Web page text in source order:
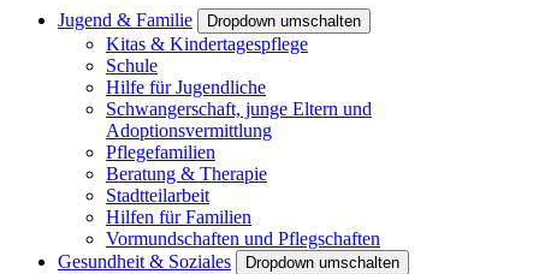
Jugend & Familie Dropdown umschalten
Kitas & Kindertagespflege
Schule
Hilfe für Jugendliche
Schwangerschaft, junge Eltern und
Adoptionsvermittlung
Pflegefamilien
Beratung & Therapie
Stadtteilarbeit
Hilfen für Familien
Vormundschaften und Pflegschaften
Gesundheit & Soziales
Dropdown umschalten